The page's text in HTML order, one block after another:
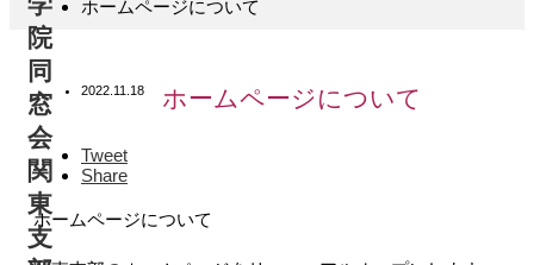
ホームページについて
2022.11.18 ホームページについて
Tweet
Share
ホームページについて